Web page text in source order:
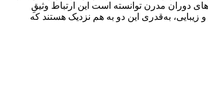
دوران مدرن توانسته است این ارتباط وثیقِ
زیبایی، به‌قدری این دو به هم نزدیک هستند که